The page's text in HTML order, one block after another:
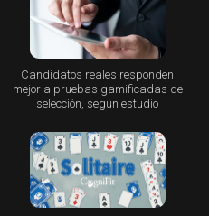
Candidatos reales responden
mejor a pruebas gamificadas de
selección, según estudio